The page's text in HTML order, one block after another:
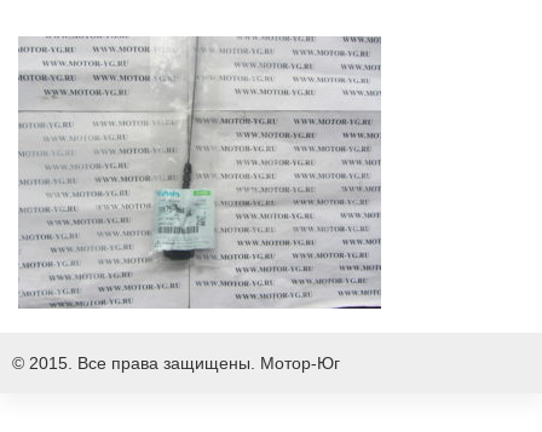
© 2015. Все права защищены. Мотор-Юг